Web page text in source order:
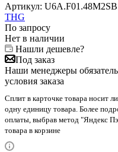
Артикул: U6A.F01.48M2SB
THG
По запросу
Нет в наличии
Нашли дешевле?
Под заказ
Наши менеджеры
условия заказа
Сплит в карточке товара носит
одну единицу товара. Более
оплаты, выбрав метод "Яндекс
товара в корзине